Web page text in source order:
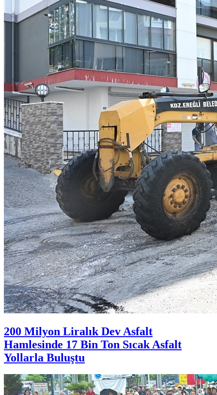
200 Milyon Liralık Dev Asfalt
Hamlesinde 17 Bin Ton Sıcak Asfalt
Yollarla Buluştu